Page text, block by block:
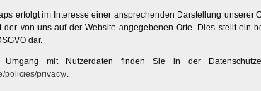
erfolgt im Interesse einer ansprechenden Darstellung unserer
der von uns auf der Website angegebenen Orte. Dies stellt ein
dar.
Umgang mit Nutzerdaten finden Sie in der
policies/privacy/.